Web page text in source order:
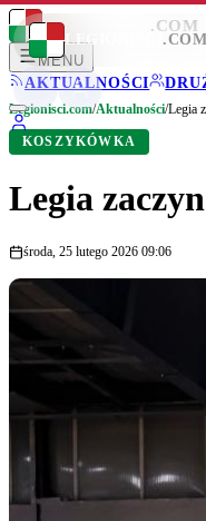
LEGIONISCI .COM
MENU
AKTUALNOŚCI
LEGIONISCI .COM
Legionisci.com/Aktualności/Legia
KOSZYKÓWKA
Legia
środa, 25 lutego 2026 09:06